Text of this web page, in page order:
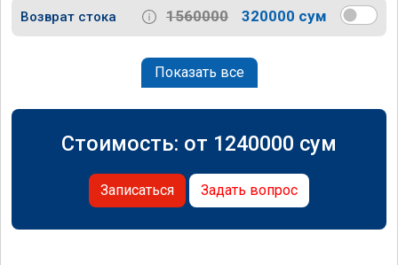
Возврат стока 1560000 320000 сум
Показать все
Стоимость: от 1240000 сум
Записаться Задать вопрос